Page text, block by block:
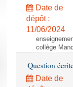
Date de
dépôt :
11/06/2024
collège
Question
Date de